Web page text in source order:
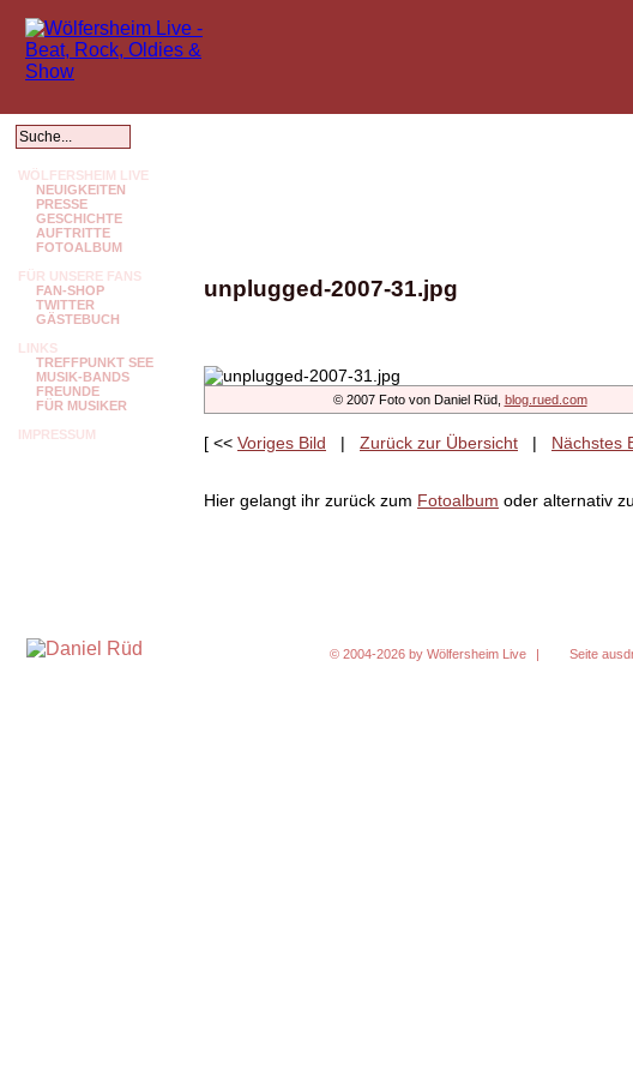
unplugged-2007-31.jpg
© 2007 Foto von Daniel Rüd, blog.rued.com
[ << Voriges Bild | Zurück zur Übersicht | Nächstes
Hier gelangt ihr zurück zum Fotoalbum oder alternativ
© 2004-2026 by Wölfersheim Live | Seite
WÖLFERSHEIM LIVE
NEUIGKEITEN
PRESSE
GESCHICHTE
AUFTRITTE
FOTOALBUM
FÜR UNSERE FANS
FAN-SHOP
TWITTER
GÄSTEBUCH
LINKS
TREFFPUNKT SEE
MUSIK-BANDS
FREUNDE
FÜR MUSIKER
IMPRESSUM